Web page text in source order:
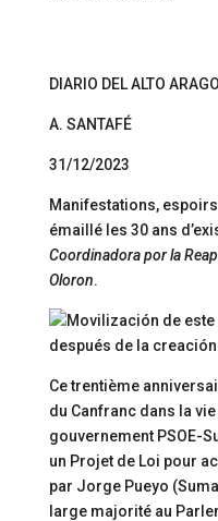
DIARIO DEL ALTO
A. SANTAFÉ
31/12/2023
Manifestations,
émaillé les 30 ans
Coordinadora por la
Oloron.
Ce trentième
du Canfranc dans la
gouvernement PSOE-
un Projet de Loi pour
par Jorge Pueyo
large majorité au